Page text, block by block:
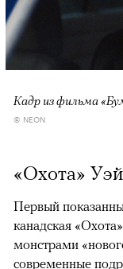
Кадр из фильма
© NEON
«Охота»
Первый
канадская
монстрами
современные